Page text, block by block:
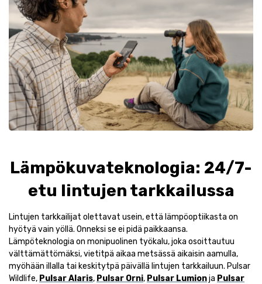
Lämpökuvateknologia: 24/7-
etu lintujen tarkkailussa
Lintujen tarkkailijat olettavat usein, että lämpöoptiikasta on
hyötyä vain yöllä. Onneksi se ei pidä paikkaansa.
Lämpöteknologia on monipuolinen työkalu, joka osoittautuu
välttämättömäksi, vietitpä aikaa metsässä aikaisin aamulla,
myöhään illalla tai keskitytpä päivällä lintujen tarkkailuun. Pulsar
Wildlife, Pulsar Alaris, Pulsar Orni, Pulsar Lumionja Pulsar